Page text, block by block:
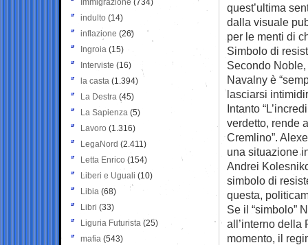
quest’ultima
dalla visuale
per le menti di
Simbolo di
Secondo Noble,
Navalny è
lasciarsi
Intanto
verdetto, rende
Cremlino”.
una situazione
Andrei
simbolo di
questa,
Se il “simbolo”
all’interno della
momento, il
Immigrazione (734)
indulto (14)
inflazione (26)
Ingroia (15)
Interviste (16)
la casta (1.394)
La Destra (45)
La Sapienza (5)
Lavoro (1.316)
LegaNord (2.411)
Letta Enrico (154)
Liberi e Uguali (10)
Libia (68)
Libri (33)
Liguria Futurista (25)
mafia (543)